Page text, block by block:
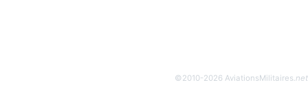
©2010-2026 AviationsMilitaires.net